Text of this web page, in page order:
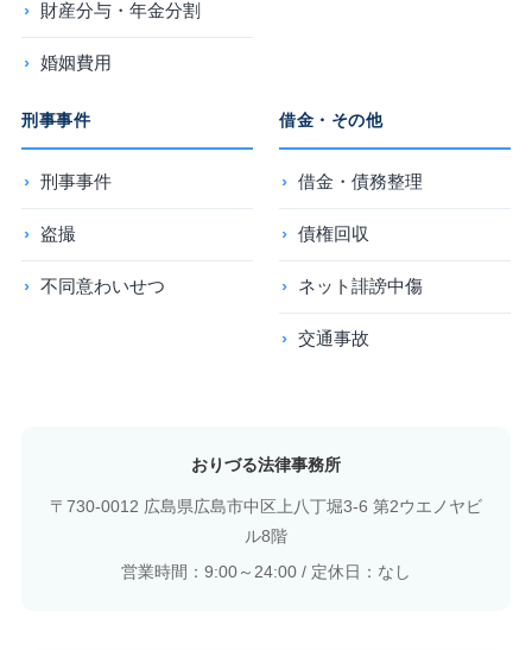
財産分与・年金分割
婚姻費用
刑事事件
刑事事件
盗撮
不同意わいせつ
借金・その他
借金・債務整理
債権回収
ネット誹謗中傷
交通事故
おりづる法律事務所
〒730-0012 広島県広島市中区上八丁堀3-6 第2ウエノヤビ
ル8階
営業時間：9:00～24:00 / 定休日：なし